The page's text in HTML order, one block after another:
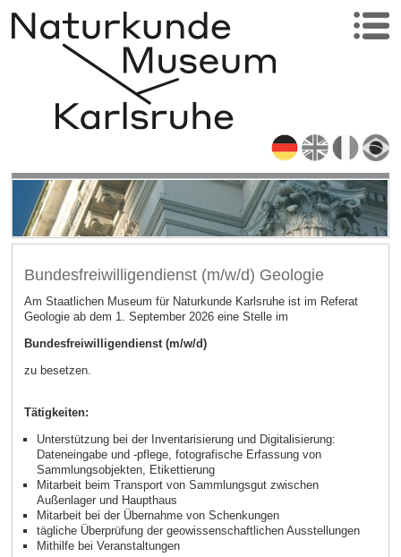
Bundesfreiwilligendienst (m/w/d) Geologie
Am Staatlichen Museum für Naturkunde Karlsruhe ist im Referat
Geologie ab dem 1. September 2026 eine Stelle im
Bundesfreiwilligendienst (m/w/d)
zu besetzen.
Tätigkeiten:
Unterstützung bei der Inventarisierung und Digitalisierung:
Dateneingabe und -pflege, fotografische Erfassung von
Sammlungsobjekten, Etikettierung
Mitarbeit beim Transport von Sammlungsgut zwischen
Außenlager und Haupthaus
Mitarbeit bei der Übernahme von Schenkungen
tägliche Überprüfung der geowissenschaftlichen Ausstellungen
Mithilfe bei Veranstaltungen